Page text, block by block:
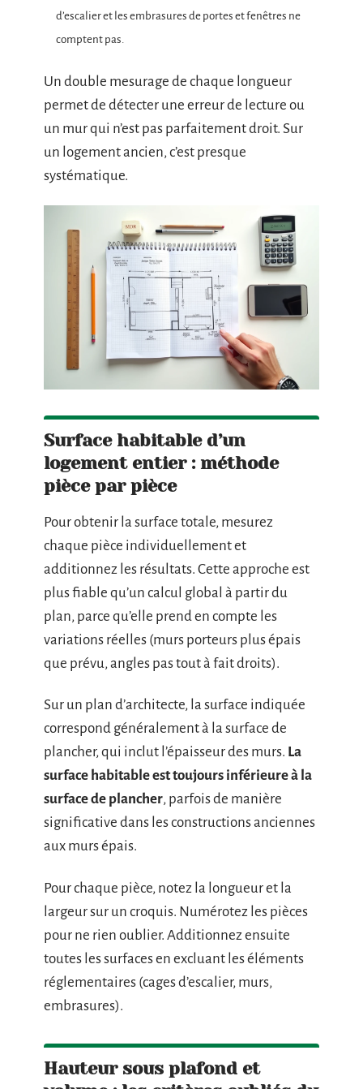
d’escalier et les embrasures de portes et fenêtres ne
comptent pas.
Un double mesurage de chaque longueur
permet de détecter une erreur de lecture ou
un mur qui n’est pas parfaitement droit. Sur
un logement ancien, c’est presque
systématique.
Surface habitable d’un
logement entier : méthode
pièce par pièce
Pour obtenir la surface totale, mesurez
chaque pièce individuellement et
additionnez les résultats. Cette approche est
plus fiable qu’un calcul global à partir du
plan, parce qu’elle prend en compte les
variations réelles (murs porteurs plus épais
que prévu, angles pas tout à fait droits).
Sur un plan d’architecte, la surface indiquée
correspond généralement à la surface de
plancher, qui inclut l’épaisseur des murs. La
surface habitable est toujours inférieure à la
surface de plancher, parfois de manière
significative dans les constructions anciennes
aux murs épais.
Pour chaque pièce, notez la longueur et la
largeur sur un croquis. Numérotez les pièces
pour ne rien oublier. Additionnez ensuite
toutes les surfaces en excluant les éléments
réglementaires (cages d’escalier, murs,
embrasures).
Hauteur sous plafond et